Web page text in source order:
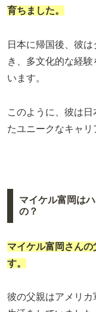
育ちました。
日本に帰国後、彼
き、多文化的な経
います。
このように、彼は
たユニークなキャリ
マイケル富岡は
の？
マイケル富岡さん
す。
彼の父親はアメリ